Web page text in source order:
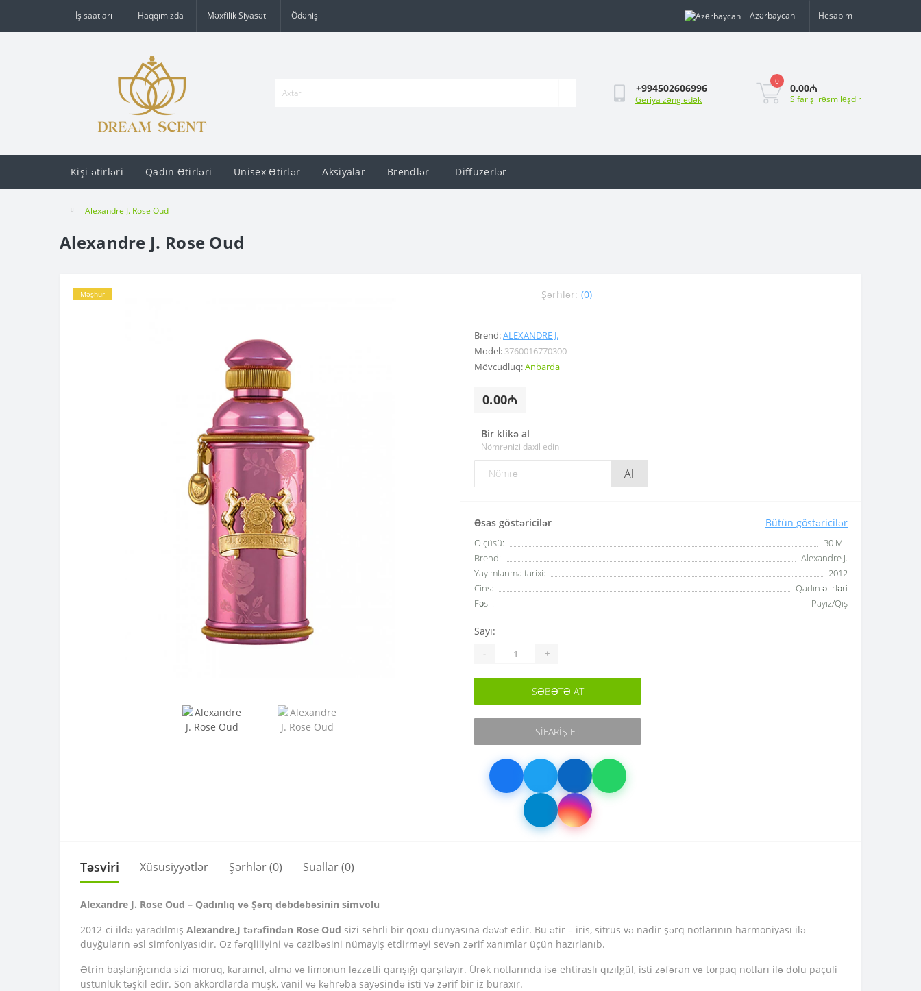
İş saatları Haqqımızda Məxfilik Siyasəti Ödəniş Azərbaycan Hesabım
+994502606996
Geriya zəng edək
0
0.00₼
Sifarişi rəsmiləşdir
Kişi ətirləri Qadın Ətirləri Unisex Ətirlər Aksiyalar Brendlər Diffuzerlər
Alexandre J. Rose Oud
Alexandre J. Rose Oud
Məşhur Şərhlər: (0)
Brend:ALEXANDRE J.
Model: 3760016770300
Mövcudluq:Anbarda
0.00₼
Bir klikə al
Nömrənizi daxil edin
Al
Əsas göstəricilər Bütün göstəricilər
Ölçüsü:
30 ML
Brend:
Alexandre J.
Yayımlanma tarixi:
2012
Cins:
Qadın ətirləri
Fəsil:
Payız/Qış
Sayı:
- +
SƏBƏTƏ AT
SIFARIŞ ET
Təsviri Xüsusiyyətlər Şərhlər (0) Suallar(0)
Alexandre J. Rose Oud – Qadınlıq və Şərq dəbdəbəsinin simvolu
2012-ci ildə yaradılmış Alexandre.J tərəfindən Rose Oud sizi sehrli bir qoxu dünyasına dəvət edir. Bu ətir – iris, sitrus və nadir şərq notlarının harmoniyası ilə
duyğuların əsl simfoniyasıdır. Öz fərqliliyini və cazibəsini nümayiş etdirməyi sevən zərif xanımlar üçün hazırlanıb.
Ətrin başlanğıcında sizi moruq, karamel, alma və limonun ləzzətli qarışığı qarşılayır. Ürək notlarında isə ehtiraslı qızılgül, isti zəfəran və torpaq notları ilə dolu paçuli
üstünlük təşkil edir. Son akkordlarda müşk, vanil və kəhrəba sayəsində isti və zərif bir iz buraxır.